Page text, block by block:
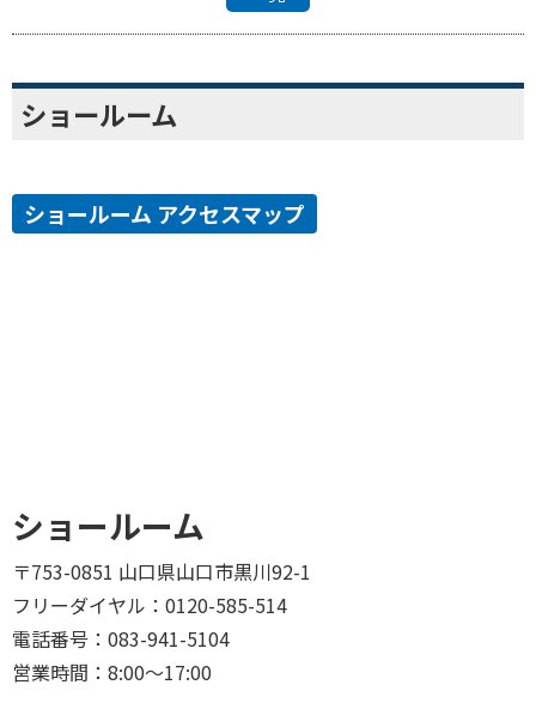
ショールーム
ショールーム アクセスマップ
ショールーム
〒753-0851 山口県山口市黒川92-1
フリーダイヤル： 0120-585-514
電話番号： 083-941-5104
営業時間： 8:00〜17:00